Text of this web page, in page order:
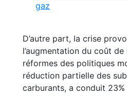
gaz
D’autre part, la crise
l’augmentation du coût
réformes des politiques
réduction partielle des
carburants, a conduit